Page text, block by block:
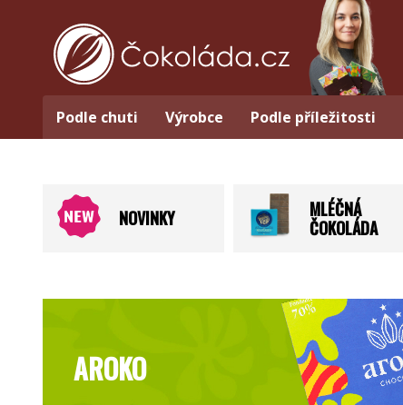
Podle chuti Výrobce Podle příležitosti
NOVINKY
MLÉČNÁ
ČOKOLÁDA
AROKO